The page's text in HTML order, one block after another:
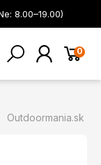
8.00–19.00)
0
Outdoormania.sk